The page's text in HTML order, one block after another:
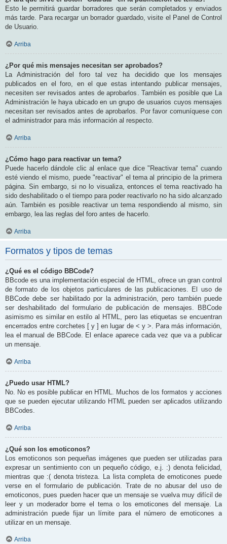
Esto le permitirá guardar borradores que serán completados y enviados
más tarde. Para recargar un borrador guardado, visite el Panel de Control
de Usuario.
Arriba
¿Por qué mis mensajes necesitan ser aprobados?
La Administración del foro tal vez ha decidido que los mensajes
publicados en el foro, en el que estas intentando publicar mensajes,
necesiten ser revisados antes de aprobarlos. También es posible que La
Administración le haya ubicado en un grupo de usuarios cuyos mensajes
necesitan ser revisados antes de aprobarlos. Por favor comuníquese con
el administrador para más información al respecto.
Arriba
¿Cómo hago para reactivar un tema?
Puede hacerlo dándole clic al enlace que dice "Reactivar tema" cuando
esté viendo el mismo, puede "reactivar" el tema al principio de la primera
página. Sin embargo, si no lo visualiza, entonces el tema reactivado ha
sido deshabilitado o el tiempo para poder reactivarlo no ha sido alcanzado
aún. También es posible reactivar un tema respondiendo al mismo, sin
embargo, lea las reglas del foro antes de hacerlo.
Arriba
Formatos y tipos de temas
¿Qué es el código BBCode?
BBcode es una implementación especial de HTML, ofrece un gran control
de formato de los objetos particulares de las publicaciones. El uso de
BBCode debe ser habilitado por la administración, pero también puede
ser deshabilitado del formulario de publicación de mensajes. BBCode
asimismo es similar en estilo al HTML, pero las etiquetas se encuentran
encerrados entre corchetes [ y ] en lugar de < y >. Para más información,
lea el manual de BBCode. El enlace aparece cada vez que va a publicar
un mensaje.
Arriba
¿Puedo usar HTML?
No. No es posible publicar en HTML. Muchos de los formatos y acciones
que se pueden ejecutar utilizando HTML pueden ser aplicados utilizando
BBCodes.
Arriba
¿Qué son los emoticonos?
Los emoticonos son pequeñas imágenes que pueden ser utilizadas para
expresar un sentimiento con un pequeño código, e.j. :) denota felicidad,
mientras que :( denota tristeza. La lista completa de emoticones puede
verse en el formulario de publicación. Trate de no abusar del uso de
emoticonos, pues pueden hacer que un mensaje se vuelva muy difícil de
leer y un moderador borre el tema o los emoticones del mensaje. La
administración puede fijar un límite para el número de emoticones a
utilizar en un mensaje.
Arriba